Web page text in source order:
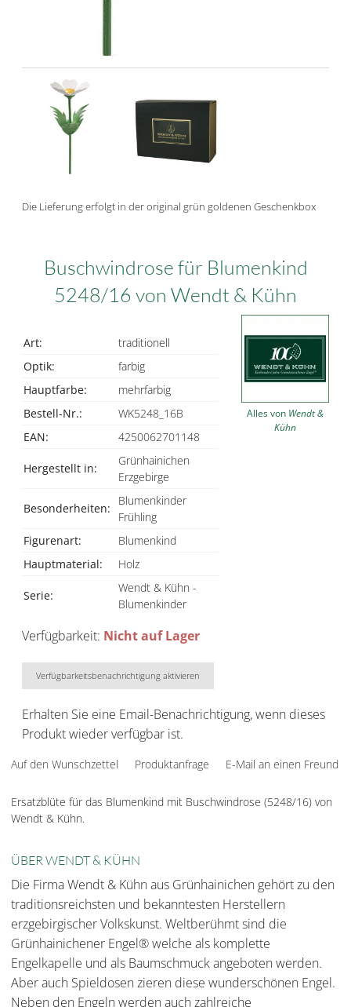
Die Lieferung erfolgt in der original grün goldenen Geschenkbox
Buschwindrose für Blumenkind
5248/16 von Wendt & Kühn
Art:
traditionell
Optik:
farbig
Hauptfarbe:
mehrfarbig
Bestell-Nr.:
WK5248_16B
EAN:
4250062701148
Hergestellt in:
Grünhainichen
Erzgebirge
Besonderheiten:
Blumenkinder
Frühling
Figurenart:
Blumenkind
Hauptmaterial:
Holz
Serie:
Wendt & Kühn -
Blumenkinder
Alles von Wendt &
Kühn
Verfügbarkeit: Nicht auf Lager
Verfügbarkeitsbenachrichtigung aktivieren
Erhalten Sie eine Email-Benachrichtigung, wenn dieses
Produkt wieder verfügbar ist.
Auf den Wunschzettel Produktanfrage E-Mail an einen Freund
Ersatzblüte für das Blumenkind mit Buschwindrose (5248/16) von
Wendt & Kühn.
ÜBER WENDT & KÜHN
Die Firma Wendt & Kühn aus Grünhainichen gehört zu den
traditionsreichsten und bekanntesten Herstellern
erzgebirgischer Volkskunst. Weltberühmt sind die
Grünhainichener Engel® welche als komplette
Engelkapelle und als Baumschmuck angeboten werden.
Aber auch Spieldosen zieren diese wunderschönen Engel.
Neben den Engeln werden auch zahlreiche